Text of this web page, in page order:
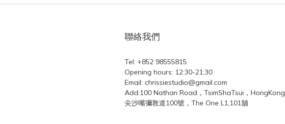
聯絡我們
Tel: +852 98555815
Opening hours: 12:30-21:30
Email: chrissiestudio@gmail.com
Add:100 Nathan Road，TsimShaTsui，HongKong
尖沙嘴彌敦道100號，The One L1,101舖